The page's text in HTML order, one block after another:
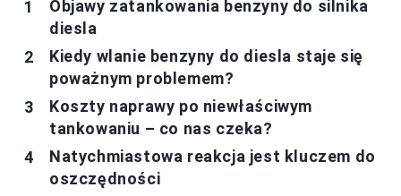
Objawy zatankowania benzyny do silnika
diesla
Kiedy wlanie benzyny do diesla staje się
poważnym problemem?
Koszty naprawy po niewłaściwym
tankowaniu – co nas czeka?
Natychmiastowa reakcja jest kluczem do
oszczędności